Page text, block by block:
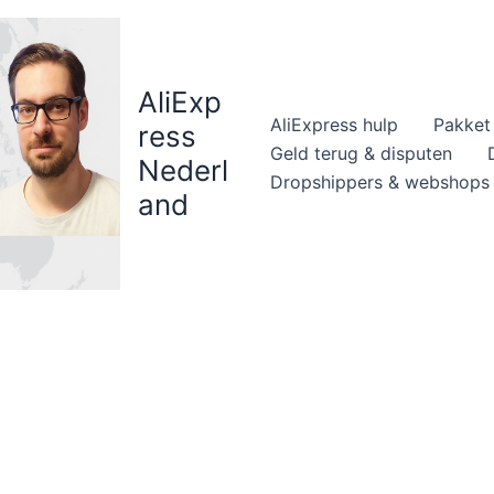
AliExp
ress
Nederl
and
AliExpress hulp
Geld terug & disputen
Dropshippers & webshops